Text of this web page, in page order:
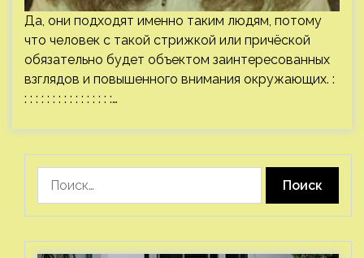
Да, они подходят именно таким людям, потому
что человек с такой стрижкой или причёской
обязательно будет объектом заинтересованных
взглядов и повышенного внимания окружающих. :
: : : : : : : : : : : : : : : :…